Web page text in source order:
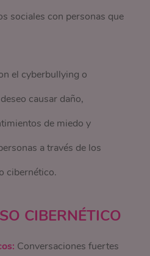
sociales con personas que
el cyberbullying o
causar daño,
de miedo y
a través de los
cibernético.
CIBERNÉTICO
Conversaciones fuertes